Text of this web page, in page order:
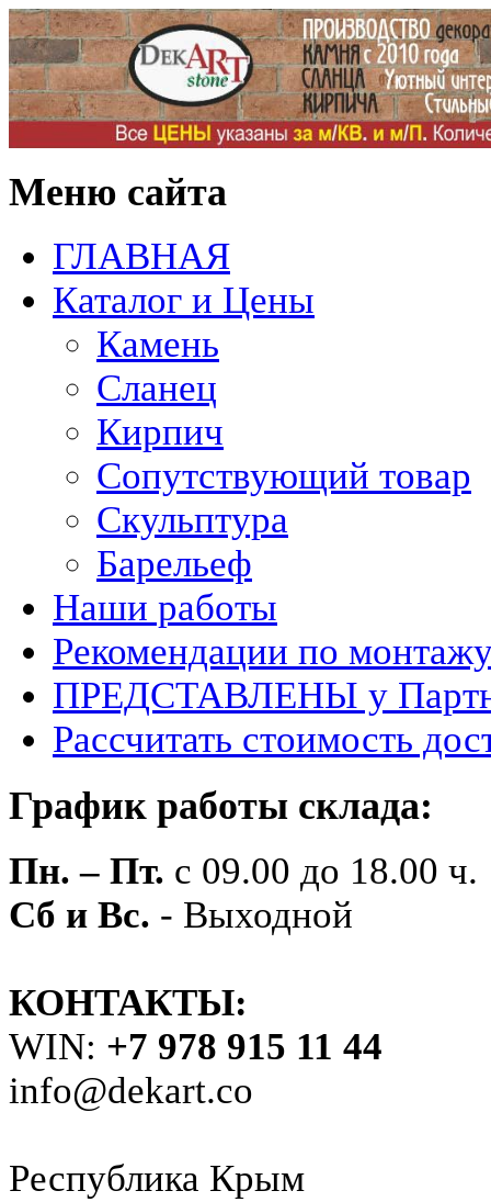
Меню сайта
ГЛАВНАЯ
Каталог и Цены
Камень
Сланец
Кирпич
Сопутствующий товар
Скульптура
Барельеф
Наши работы
Рекомендации по
ПРЕДСТАВЛЕНЫ у
Рассчитать стоимость
График работы склада:
Пн. – Пт. с 09.00 до 18.00 ч.
Сб и Вс. - Выходной
КОНТАКТЫ:
WIN: +7 978 915 11 44
info@dekart.co
Республика Крым